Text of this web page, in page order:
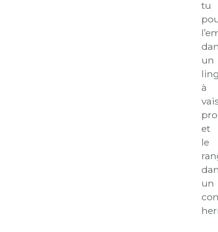
tu
un
à
et
le
un